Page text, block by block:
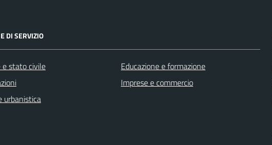
DI SERVIZIO
e stato civile
urbanistica
Educazione e formazione
Imprese e commercio